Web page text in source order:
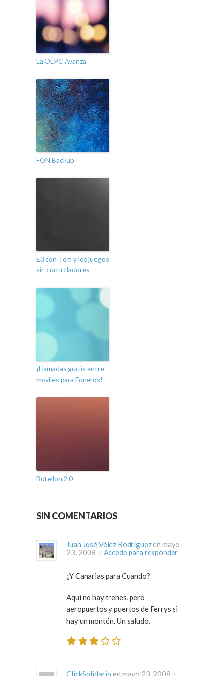
La OLPC Avanza
FON Backup
E3 con Tom y los juegos
sin controladores
¡Llamadas gratis entre
móviles para Foneros!
Botellon 2.0
SIN COMENTARIOS
Juan José Vélez Rodríguez en mayo
23, 2008 · Accede para responder
¿Y Canarias para Cuando?
Aqui no hay trenes, pero
aeropuertos y puertos de Ferrys si
hay un montón. Un saludo.
ClickSolidario en mayo 23, 2008 ·